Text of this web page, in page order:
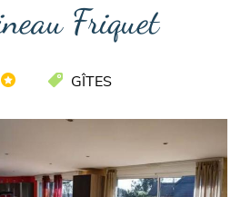
Friquet
GÎTES